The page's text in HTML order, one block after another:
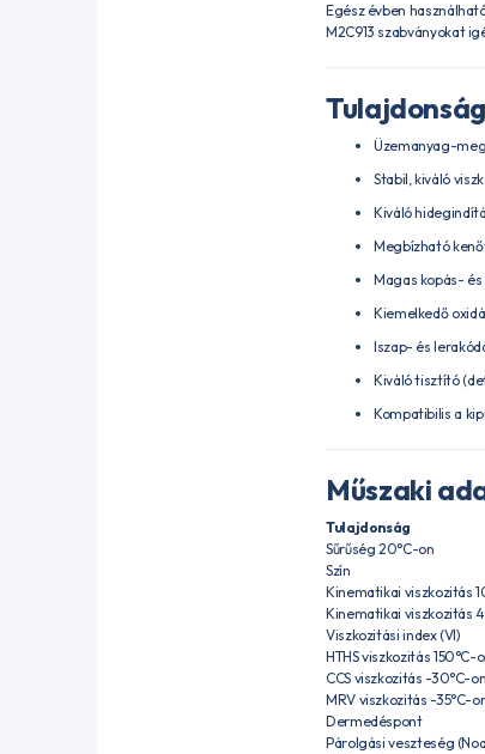
Egész évben
M2C913 szabványokat
Üzemanyag-
Stabil, kiváló
Kiváló
Megbízható
Magas kopás-
Kiemelkedő
Iszap- és
Kiváló tisztító
Kompatibilis a
Műszaki
Tulajdonság
Sűrűség 20°C-on
Szín
Kinematikai viszkozitás
Kinematikai viszkozitás
Viszkozitási index (VI)
HTHS viszkozitás 150°C-
CCS viszkozitás -30°C-on
MRV viszkozitás -35°C-
Dermedéspont
Párolgási veszteség